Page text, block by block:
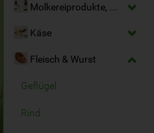
Molkereiprodukte,
Käse
Fleisch & Wurst
Geflügel
Rind